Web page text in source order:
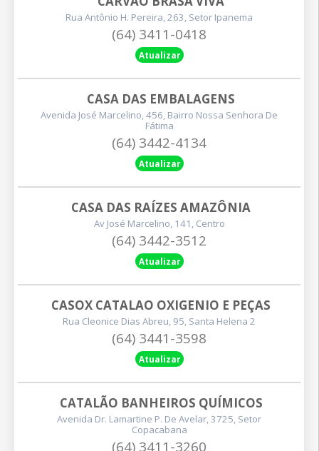
Rua Antônio H. Pereira, 263, Setor Ipanema
(64) 3411-0418
Atualizar
CASA DAS EMBALAGENS
Avenida José Marcelino, 456, Bairro Nossa Senhora De
Fátima
(64) 3442-4134
Atualizar
CASA DAS RAÍZES AMAZÔNIA
Av José Marcelino, 141, Centro
(64) 3442-3512
Atualizar
CASOX CATALAO OXIGENIO E PEÇAS
Rua Cleonice Dias Abreu, 95, Santa Helena 2
(64) 3441-3598
Atualizar
CATALÃO BANHEIROS QUÍMICOS
Avenida Dr. Lamartine P. De Avelar, 3725, Setor
Copacabana
(64) 3411-3260